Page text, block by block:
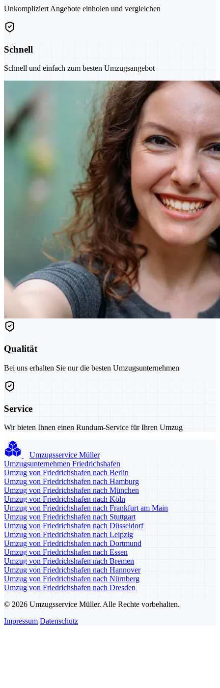
Unkompliziert Angebote einholen und vergleichen
Schnell
Schnell und einfach zum besten Umzugsangebot
Qualität
Bei uns erhalten Sie nur die besten Umzugsunternehmen
Service
Wir bieten Ihnen einen Rundum-Service für Ihren Umzug
Umzugsservice Müller
Umzugsunternehmen Friedrichshafen
Umzug von Friedrichshafen nach Berlin
Umzug von Friedrichshafen nach Hamburg
Umzug von Friedrichshafen nach München
Umzug von Friedrichshafen nach Köln
Umzug von Friedrichshafen nach Frankfurt am Main
Umzug von Friedrichshafen nach Stuttgart
Umzug von Friedrichshafen nach Düsseldorf
Umzug von Friedrichshafen nach Leipzig
Umzug von Friedrichshafen nach Dortmund
Umzug von Friedrichshafen nach Essen
Umzug von Friedrichshafen nach Bremen
Umzug von Friedrichshafen nach Hannover
Umzug von Friedrichshafen nach Nürnberg
Umzug von Friedrichshafen nach Dresden
© 2026 Umzugsservice Müller. Alle Rechte vorbehalten.
Impressum Datenschutz